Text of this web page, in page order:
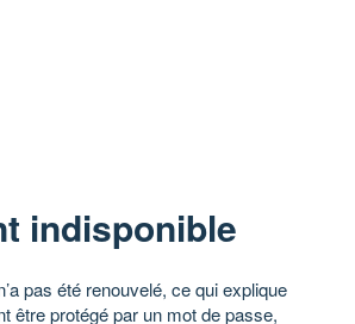
indisponible
pas été renouvelé, ce qui explique
être protégé par un mot de passe,